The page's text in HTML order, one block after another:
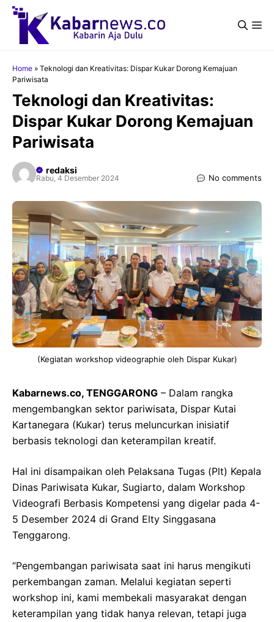
Langsung
Home » Teknologi dan Kreativitas: Dispar Kukar Dorong Kemajuan
Pariwisata
Teknologi dan Kreativitas:
Dispar Kukar Dorong Kemajuan
Pariwisata
redaksi
Rabu, 4 Desember 2024 No comments
(Kegiatan workshop videographie oleh Dispar Kukar)
Kabarnews.co, TENGGARONG – Dalam rangka
mengembangkan sektor pariwisata, Dispar Kutai
Kartanegara (Kukar) terus meluncurkan inisiatif
berbasis teknologi dan keterampilan kreatif.
Hal ini disampaikan oleh Pelaksana Tugas (Plt) Kepala
Dinas Pariwisata Kukar, Sugiarto, dalam Workshop
Videografi Berbasis Kompetensi yang digelar pada 4-
5 Desember 2024 di Grand Elty Singgasana
Tenggarong.
“Pengembangan pariwisata saat ini harus mengikuti
perkembangan zaman. Melalui kegiatan seperti
workshop ini, kami membekali masyarakat dengan
keterampilan yang tidak hanya relevan, tetapi juga